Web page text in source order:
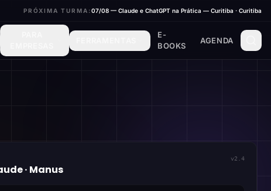
PRÓXIMA TURMA:07/08 — Claude e ChatGPT na Prática — Curitiba · Curitiba
E-
BOOKS
AGENDA
· Manus
v2.4